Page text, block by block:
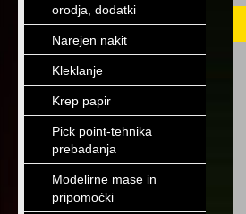
orodja, dodatki
Narejen nakit
Kleklanje
Krep papir
Pick point-tehnika
prebadanja
Modelirne mase in
pripomoćki